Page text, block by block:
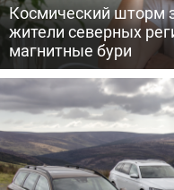
Космический шторм
жители северных
магнитные бури